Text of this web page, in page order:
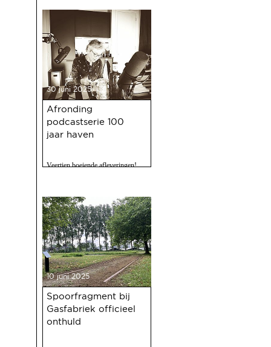
30 juni 2025
Afronding
podcastserie 100
jaar haven
Veertien boeiende afleveringen!
10 juni 2025
Spoorfragment bij
Gasfabriek officieel
onthuld